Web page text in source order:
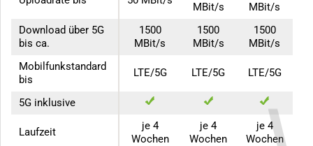
MBit/s
MBit/s
Download über 5G
bis ca.
1500
MBit/s
1500
MBit/s
1500
MBit/s
Mobilfunkstandard
bis
LTE/5G LTE/5G LTE/5G
5G inklusive
Laufzeit
je 4
Wochen
je 4
Wochen
je 4
Wochen